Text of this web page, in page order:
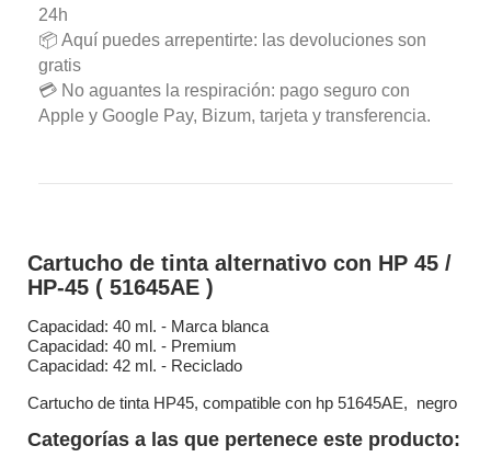
24h
📦 Aquí puedes arrepentirte: las devoluciones son
gratis
💳 No aguantes la respiración: pago seguro con
Apple y Google Pay, Bizum, tarjeta y transferencia.
Cartucho de tinta alternativo con HP 45 /
HP-45 ( 51645AE )
Capacidad: 40 ml. - Marca blanca
Capacidad: 40 ml. - Premium
Capacidad: 42 ml. - Reciclado
Cartucho de tinta HP45, compatible con hp 51645AE, negro
Categorías a las que pertenece este producto: